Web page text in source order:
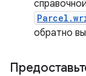
обратно